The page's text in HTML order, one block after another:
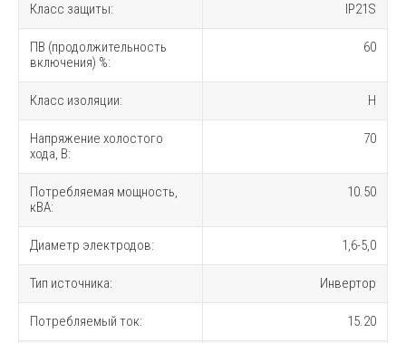
Класс защиты: IP21S
ПВ (продолжительность
включения) %:
60
Класс изоляции: H
Напряжение холостого
хода, В:
70
Потребляемая мощность,
кВА:
10.50
Диаметр электродов: 1,6-5,0
Тип источника: Инвертор
Потребляемый ток: 15.20